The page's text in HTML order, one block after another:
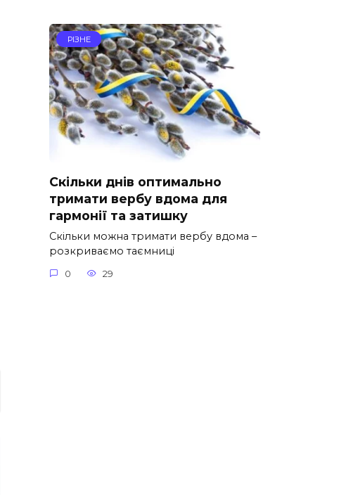
РІЗНЕ
Скільки днів оптимально
тримати вербу вдома для
гармонії та затишку
Скільки можна тримати вербу вдома –
розкриваємо таємниці
0 29